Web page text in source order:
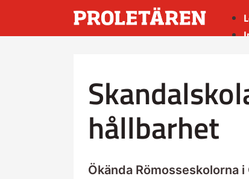
hållbarhet
Ökända Römosseskolorna